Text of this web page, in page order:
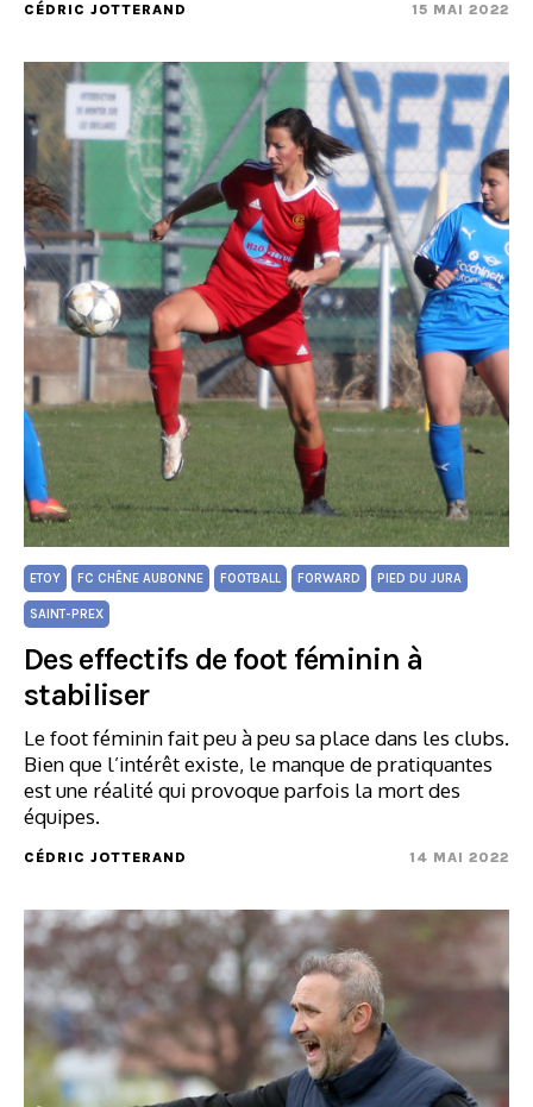
CÉDRIC JOTTERAND 15 MAI 2022
ETOY FC CHÊNE AUBONNE FOOTBALL FORWARD PIED DU JURA
SAINT-PREX
Des effectifs de foot féminin à
stabiliser
Le foot féminin fait peu à peu sa place dans les clubs.
Bien que l’intérêt existe, le manque de pratiquantes
est une réalité qui provoque parfois la mort des
équipes.
CÉDRIC JOTTERAND 14 MAI 2022